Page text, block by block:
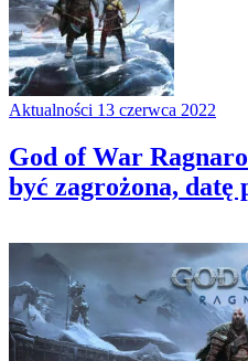
Aktualności 13 czerwca 2022
God of War
być zagrożona, datę